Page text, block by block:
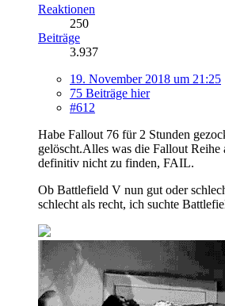
Reaktionen
250
Beiträge
3.937
19. November 2018 um 21:25
75 Beiträge hier
#612
Habe Fallout 76 für 2 Stunden
gelöscht.Alles was die Fallout Reihe
definitiv nicht zu finden, FAIL.
Ob Battlefield V nun gut oder
schlecht als recht, ich suchte